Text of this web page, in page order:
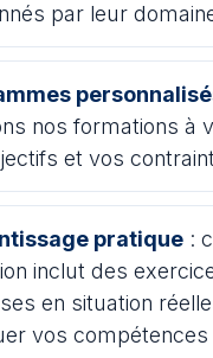
par leur
nos formations à
et vos
pratique :
inclut des
en situation
vos compétences